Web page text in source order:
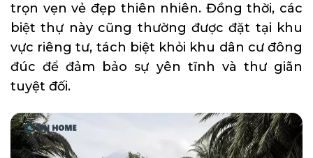
trọn vẹn vẻ đẹp thiên nhiên. Đồng thời, các
biệt thự này cũng thường được đặt tại khu
vực riêng tư, tách biệt khỏi khu dân cư đông
đúc để đảm bảo sự yên tĩnh và thư giãn
tuyệt đối.